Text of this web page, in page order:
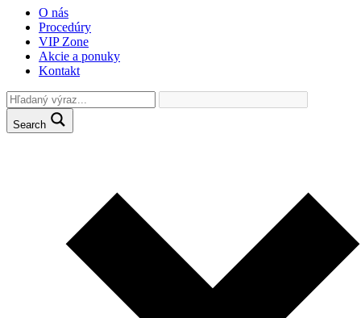
O nás
Procedúry
VIP Zone
Akcie a ponuky
Kontakt
Search